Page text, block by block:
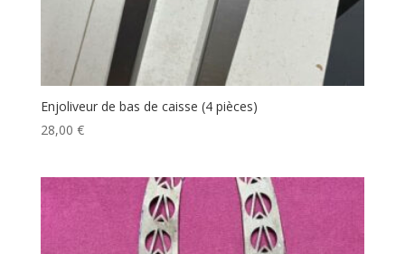
Enjoliveur de bas de caisse (4 pièces)
28,00 €